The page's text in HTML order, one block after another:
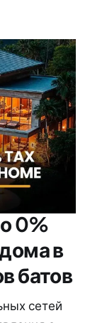
0%
в
батов
сетей